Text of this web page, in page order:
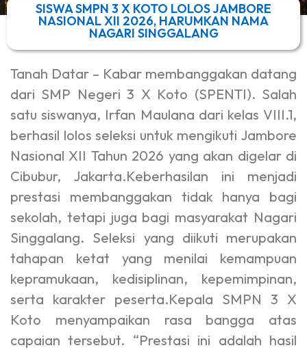
SISWA SMPN 3 X KOTO LOLOS JAMBORE
NASIONAL XII 2026, HARUMKAN NAMA
NAGARI SINGGALANG
Tanah Datar – Kabar membanggakan datang
dari SMP Negeri 3 X Koto (SPENTI). Salah
satu siswanya, Irfan Maulana dari kelas VIII.1,
berhasil lolos seleksi untuk mengikuti Jambore
Nasional XII Tahun 2026 yang akan digelar di
Cibubur, Jakarta.Keberhasilan ini menjadi
prestasi membanggakan tidak hanya bagi
sekolah, tetapi juga bagi masyarakat Nagari
Singgalang. Seleksi yang diikuti merupakan
tahapan ketat yang menilai kemampuan
kepramukaan, kedisiplinan, kepemimpinan,
serta karakter peserta.Kepala SMPN 3 X
Koto menyampaikan rasa bangga atas
capaian tersebut. “Prestasi ini adalah hasil